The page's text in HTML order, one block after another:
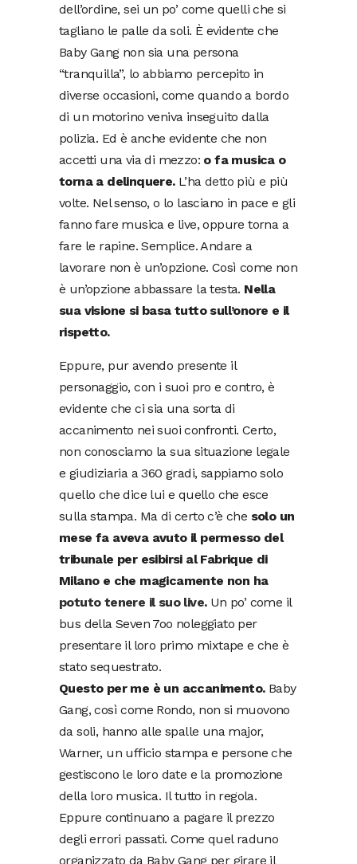
dell’ordine, sei un po’ come quelli che si
tagliano le palle da soli. È evidente che
Baby Gang non sia una persona
“tranquilla”, lo abbiamo percepito in
diverse occasioni, come quando a bordo
di un motorino veniva inseguito dalla
polizia. Ed è anche evidente che non
accetti una via di mezzo: o fa musica o
torna a delinquere. L’ha detto più e più
volte. Nel senso, o lo lasciano in pace e gli
fanno fare musica e live, oppure torna a
fare le rapine. Semplice. Andare a
lavorare non è un’opzione. Così come non
è un’opzione abbassare la testa. Nella
sua visione si basa tutto sull’onore e il
rispetto.
Eppure, pur avendo presente il
personaggio, con i suoi pro e contro, è
evidente che ci sia una sorta di
accanimento nei suoi confronti. Certo,
non conosciamo la sua situazione legale
e giudiziaria a 360 gradi, sappiamo solo
quello che dice lui e quello che esce
sulla stampa. Ma di certo c’è che solo un
mese fa aveva avuto il permesso del
tribunale per esibirsi al Fabrique di
Milano e che magicamente non ha
potuto tenere il suo live.Un po’ come il
bus della Seven 7oo noleggiato per
presentare il loro primo mixtape e che è
stato sequestrato.
Questo per me è un accanimento. Baby
Gang, così come Rondo, non si muovono
da soli, hanno alle spalle una major,
Warner, un ufficio stampa e persone che
gestiscono le loro date e la promozione
della loro musica. Il tutto in regola.
Eppure continuano a pagare il prezzo
degli errori passati. Come quel raduno
organizzato da Baby Gang per girare il